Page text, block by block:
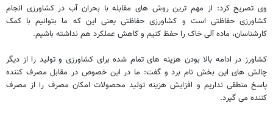
وی تصریح کرد: از مهم ترین روش های مقابله با بحران آب در کشاورزی انجام
کشاورزی حفاظتی است و کشاورزی حفاظتی یعنی این که ما بتوانیم با کمک
کارشناسان، ماده آلی خاک را حفظ کنیم و کاهش عملکرد هم نداشته باشیم.
کشاورز در ادامه بالا بودن هزینه های تمام شده برای کشاورزی و تولید را از دیگر
چالش های این بخش نام برد و گفت: ما در این خصوص در مقابل مصرف کننده
پاسخ منطقی نداریم و افزایش هزینه تولید محصولات امکان مصرف را از مصرف
کننده می گیرد.